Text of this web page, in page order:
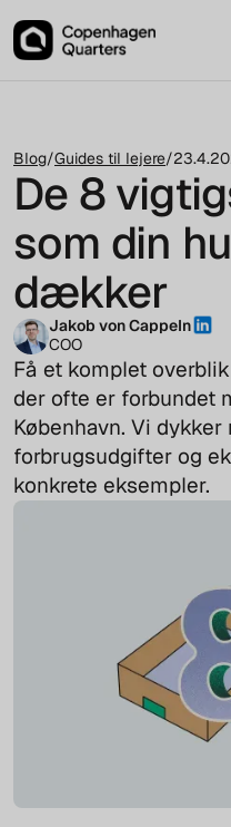
Blog/Guides til lejere/
De 8
som din
dækker
Jakob von Cappeln
COO
Få et komplet
der ofte er forbundet
København. Vi dykker
forbrugsudgifter og
konkrete eksempler.